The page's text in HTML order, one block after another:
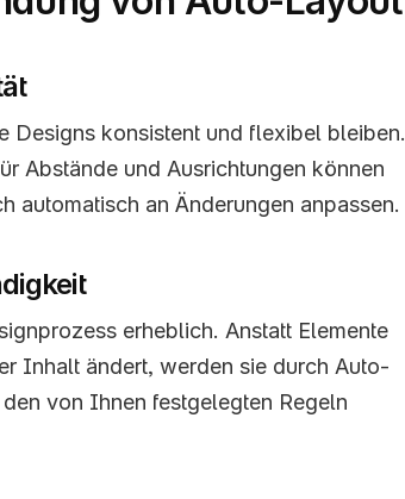
Designs konsistent und flexibel bleiben.
Abstände und Ausrichtungen können
automatisch an Änderungen anpassen.
erheblich. Anstatt Elemente
Inhalt ändert, werden sie durch Auto-
von Ihnen festgelegten Regeln